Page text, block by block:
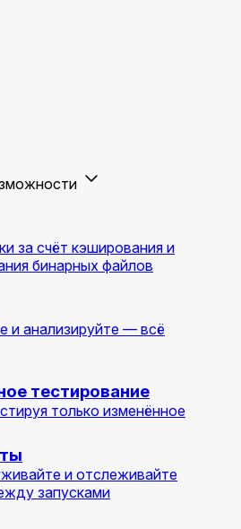
за счёт кэширования и
бинарных файлов
и анализируйте — всё
тестирование
только изменённое
и отслеживайте
запусками